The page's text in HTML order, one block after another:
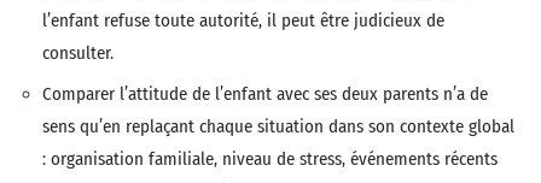
l’enfant refuse toute autorité, il peut être judicieux de
consulter.
Comparer l’attitude de l’enfant avec ses deux parents n’a de
sens qu’en replaçant chaque situation dans son contexte global
: organisation familiale, niveau de stress, événements récents